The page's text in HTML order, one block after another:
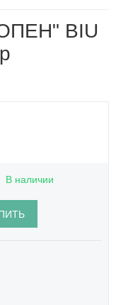
BIU
В наличии